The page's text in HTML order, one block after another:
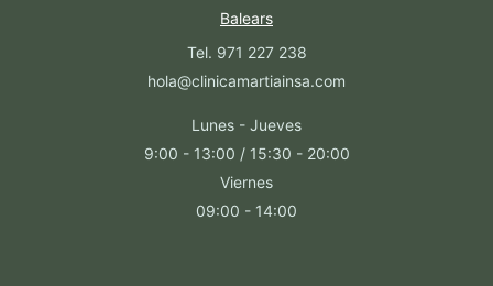
Balears
Tel. 971 227 238
hola@clinicamartiainsa.com
Lunes - Jueves
9:00 - 13:00 / 15:30 - 20:00
Viernes
09:00 - 14:00